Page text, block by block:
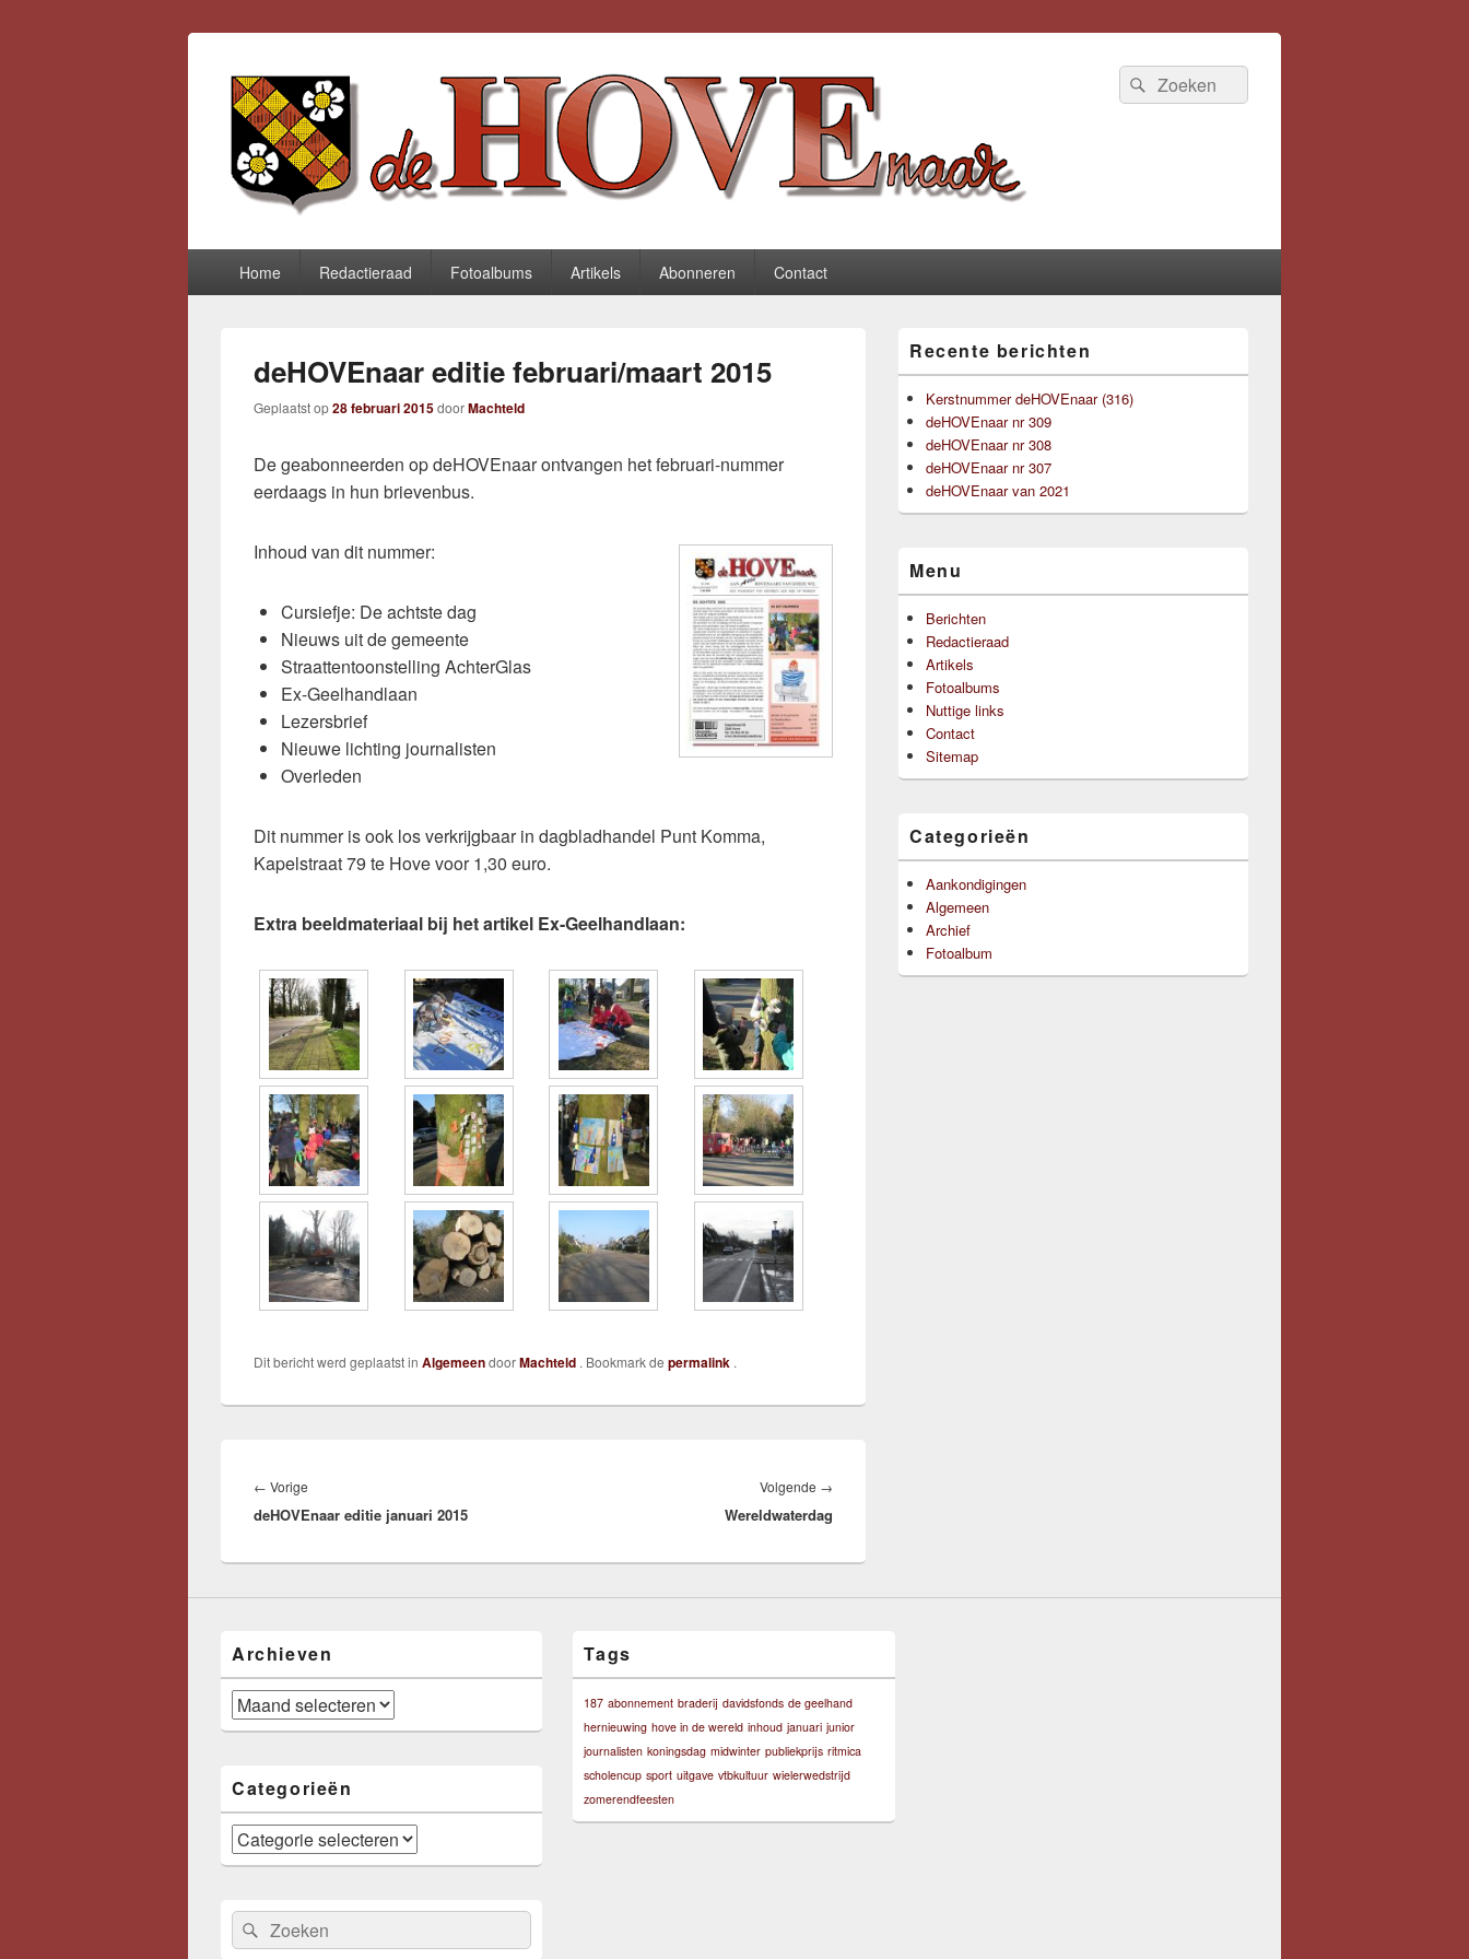
deHOVEnaar.be
Zoeken
naar:
Zoeken
Home Redactieraad Fotoalbums Artikels Abonneren Contact
deHOVEnaar editie februari/maart 2015
Geplaatst op28 februari 2015doorMachteld
De geabonneerden op deHOVEnaar ontvangen het februari-nummer
eerdaags in hun brievenbus.
Inhoud van dit nummer:
Cursiefje: De achtste dag
Nieuws uit de gemeente
Straattentoonstelling AchterGlas
Ex-Geelhandlaan
Lezersbrief
Nieuwe lichting journalisten
Overleden
Dit nummer is ook los verkrijgbaar in dagbladhandel Punt Komma,
Kapelstraat 79 te Hove voor 1,30 euro.
Extra beeldmateriaal bij het artikel Ex-Geelhandlaan:
Dit bericht werd geplaatst in AlgemeendoorMachteld . Bookmark de permalink .
navigatie
← Vorige
bericht:
deHOVEnaar editie januari 2015
Volgende →
Wereldwaterdag
zijbalk
widget
gebied
Recente berichten
Kerstnummer deHOVEnaar (316)
deHOVEnaar nr 309
deHOVEnaar nr 308
deHOVEnaar nr 307
deHOVEnaar van 2021
Menu
Berichten
Redactieraad
Artikels
Fotoalbums
Nuttige links
Contact
Sitemap
Categorieën
Aankondigingen
Algemeen
Archief
Fotoalbum
Archieven
Archieven
Categorieën
Categorieën
Zoeken
naar:
Zoeken
Tags
187 abonnement braderij davidsfonds de geelhand
hernieuwing hove in de wereld inhoud januari junior
journalisten koningsdag midwinter publiekprijs ritmica
scholencup sport uitgave vtbkultuur wielerwedstrijd
zomerendfeesten